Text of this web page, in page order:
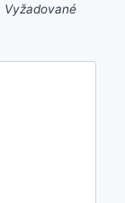
Vyžadované